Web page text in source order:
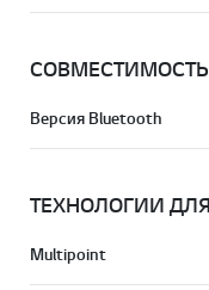
СОВМЕСТИМОСТЬ
Версия Bluetooth
ТЕХНОЛОГИИ
Multipoint